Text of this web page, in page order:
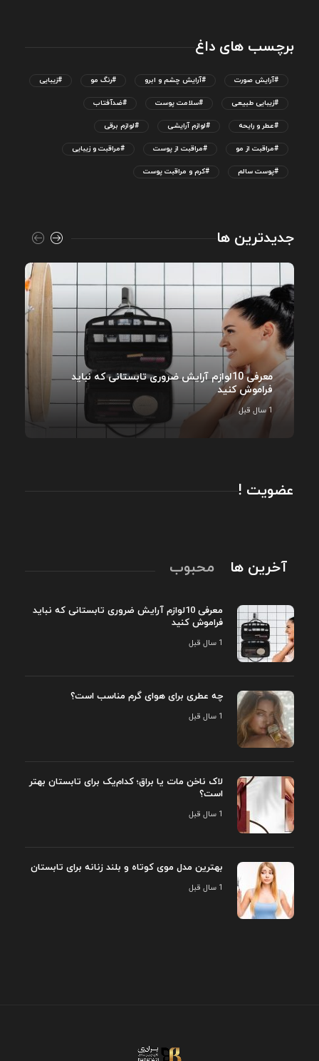
برچسب های داغ
#آرایش صورت #آرایش چشم و ابرو #رنگ مو #زیبایی
#زیبایی طبیعی #سلامت پوست #ضدآفتاب
#عطر و رایحه #لوازم آرایشی #لوازم برقی
#مراقبت از مو #مراقبت از پوست #مراقبت و زیبایی
#پوست سالم #کرم و مراقبت پوست
جدیدترین ها
معرفی 10لوازم آرایش ضروری تابستانی که نباید
فراموش کنید
1 سال قبل
عضویت !
آخرین ها محبوب
معرفی 10لوازم آرایش ضروری تابستانی که نباید
فراموش کنید
1 سال قبل
چه عطری برای هوای گرم مناسب است؟
1 سال قبل
لاک ناخن مات یا براق؛ کدام‌یک برای تابستان بهتر
است؟
1 سال قبل
بهترین مدل موی کوتاه و بلند زنانه برای تابستان
1 سال قبل